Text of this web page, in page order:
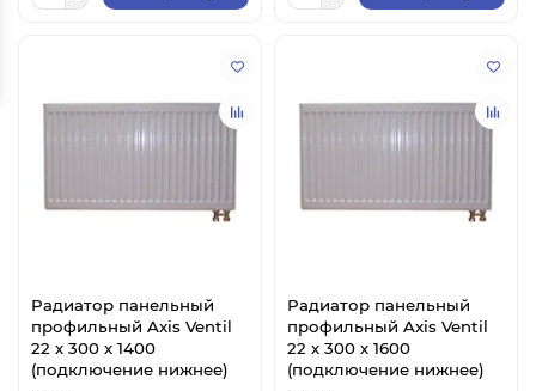
Радиатор панельный
профильный Axis Ventil
22 х 300 х 1400
(подключение нижнее)
Радиатор панельный
профильный Axis Ventil
22 х 300 х 1600
(подключение нижнее)